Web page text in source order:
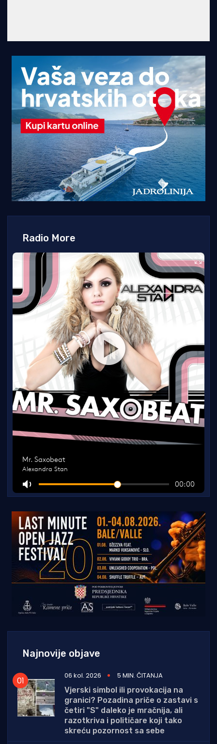
Radio More
Najnovije objave
06 kol. 2026
5 MIN. ČITANJA
Vjerski simbol ili provokacija na
granici? Pozadina priče o zastavi s
četiri "S" daleko je mračnija, ali
razotkriva i političare koji tako
skreću pozornost sa sebe